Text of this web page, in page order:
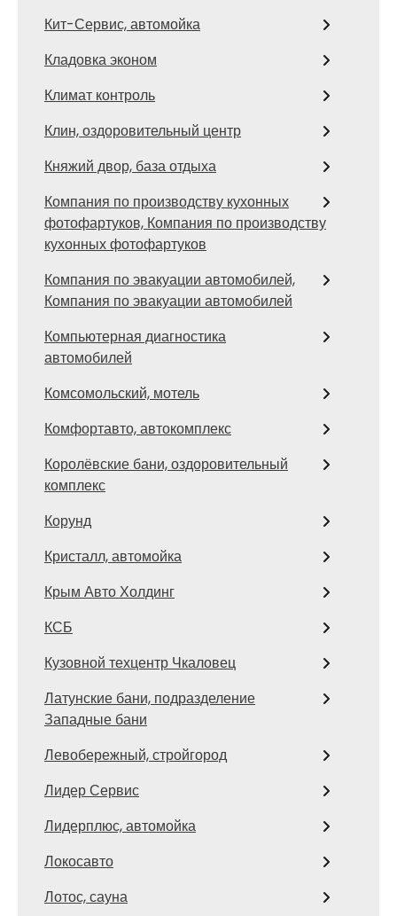
Кит-Сервис, автомойка
Кладовка эконом
Климат контроль
Клин, оздоровительный центр
Княжий двор, база отдыха
Компания по производству кухонных
фотофартуков, Компания по производству
кухонных фотофартуков
Компания по эвакуации автомобилей,
Компания по эвакуации автомобилей
Компьютерная диагностика
автомобилей
Комсомольский, мотель
Комфортавто, автокомплекс
Королёвские бани, оздоровительный
комплекс
Корунд
Кристалл, автомойка
Крым Авто Холдинг
КСБ
Кузовной техцентр Чкаловец
Латунские бани, подразделение
Западные бани
Левобережный, стройгород
Лидер Сервис
Лидерплюс, автомойка
Локосавто
Лотос, сауна